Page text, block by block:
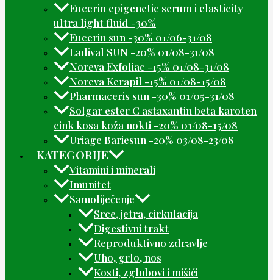
Eucerin epigenetic serum i elasticity
ultra light fluid -30%
Eucerin sun -30% 01/06-31/08
Ladival SUN -20% 01/08-31/08
Noreva Exfoliac -15% 01/08-31/08
Noreva Kerapil -15% 01/08-15/08
Pharmaceris sun -30% 01/05-31/08
Solgar ester C astaxantin beta karoten
cink kosa koža nokti -20% 01/08-15/08
Uriage Bariesun -20% 03/08-23/08
KATEGORIJE
Vitamini i minerali
Imunitet
Samoliječenje
Srce, jetra, cirkulacija
Digestivni trakt
Reproduktivno zdravlje
Uho, grlo, nos
Kosti, zglobovi i mišići